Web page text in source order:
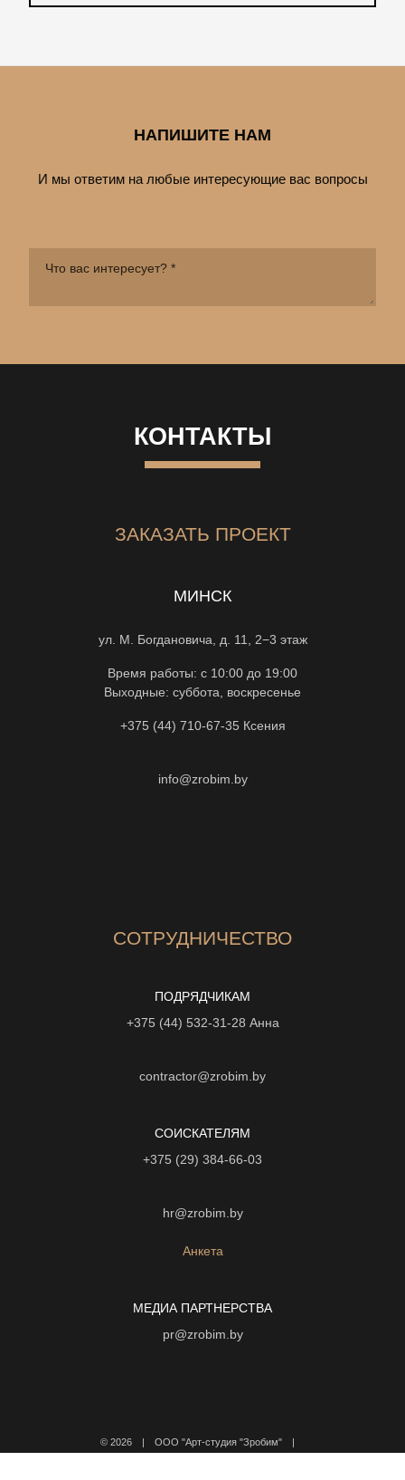
НАПИШИТЕ НАМ
И мы ответим на любые интересующие вас вопросы
КОНТАКТЫ
ЗАКАЗАТЬ ПРОЕКТ
МИНСК
ул. М. Богдановича, д. 11, 2−3 этаж
Время работы: с 10:00 до 19:00
Выходные: суббота, воскресенье
+375 (44) 710-67-35 Ксения
info@zrobim.by
СОТРУДНИЧЕСТВО
ПОДРЯДЧИКАМ
+375 (44) 532-31-28 Анна
contractor@zrobim.by
СОИСКАТЕЛЯМ
+375 (29) 384-66-03
hr@zrobim.by
Анкета
МЕДИА ПАРТНЕРСТВА
pr@zrobim.by
© 2026 | ООО "Арт-студия "Зробим" |